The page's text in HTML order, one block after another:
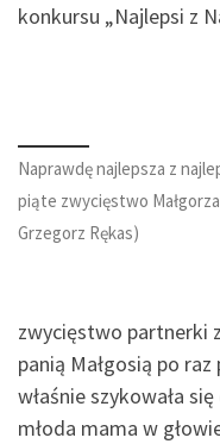
konkursu „Najlepsi z
Naprawdę najlepsza z
piąte zwycięstwo
Grzegorz Rękas)
zwycięstwo partnerki
panią Małgosią po
właśnie szykowała
młoda mama w